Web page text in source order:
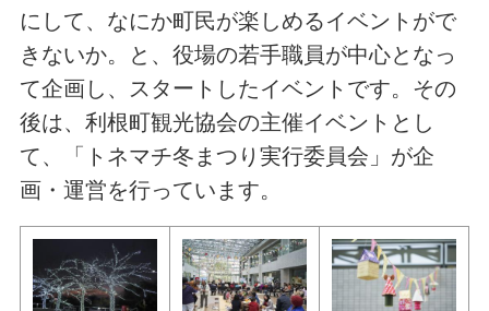
にして、なにか町民が楽しめるイベントがで
きないか。と、役場の若手職員が中心となっ
て企画し、スタートしたイベントです。その
後は、利根町観光協会の主催イベントとし
て、「トネマチ冬まつり実行委員会」が企
画・運営を行っています。